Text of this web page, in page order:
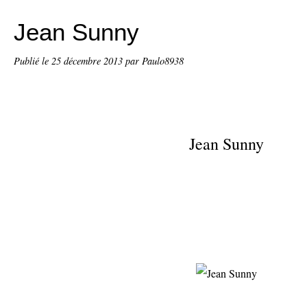
Jean Sunny
Publié le 25 décembre 2013 par Paulo8938
Jean Sunny